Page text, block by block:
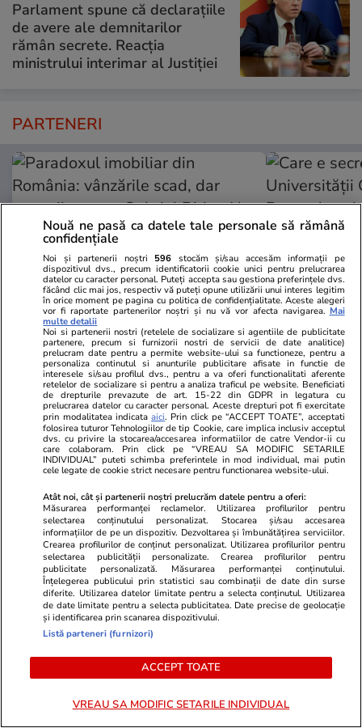
Parlament spune că declarațiile
de avere ale demnitarilor
rămân secrete. Reacția
ministrului interimar al Justiției
PARTENERI
Adevarul.ro
Paradoxul imobiliar din România:
vânzările scad, dar prețurile cresc.
Gabriel Biriș: „Ne așteaptă o
ajustare de durată, de circa 5 ani”
Fanatik.ro
Care e
Universității
Rotaru la
să facă
fotbalul
Unica.ro
Nouă ne pasă ca datele tale personale să rămână
confidențiale
Noi și partenerii noștri 596 stocăm și/sau accesăm informații pe
dispozitivul dvs., precum identificatorii cookie unici pentru prelucrarea
datelor cu caracter personal. Puteți accepta sau gestiona preferințele dvs.
făcând clic mai jos, respectiv vă puteți opune utilizării unui interes legitim
în orice moment pe pagina cu politica de confidențialitate. Aceste alegeri
vor fi raportate partenerilor noștri și nu vă vor afecta navigarea. Mai
multe detalii
Noi si partenerii nostri (retelele de socializare si agentiile de publicitate
partenere, precum si furnizorii nostri de servicii de date analitice)
prelucram date pentru a permite website-ului sa functioneze, pentru a
personaliza continutul si anunturile publicitare afisate in functie de
interesele si/sau profilul dvs., pentru a va oferi functionalitati aferente
retelelor de socializare si pentru a analiza traficul pe website. Beneficiati
de drepturile prevazute de art. 15-22 din GDPR in legatura cu
prelucrarea datelor cu caracter personal. Aceste drepturi pot fi exercitate
prin modalitatea indicataaici. Prin click pe “ACCEPT TOATE”, acceptati
folosirea tuturor Tehnologiilor de tip Cookie, care implica inclusiv acceptul
dvs. cu privire la stocarea/accesarea informatiilor de catre Vendor-ii cu
care colaboram. Prin click pe “VREAU SA MODIFIC SETARILE
INDIVIDUAL” puteti schimba preferintele in mod individual, mai putin
cele legate de cookie strict necesare pentru functionarea website-ului.
Atât noi, cât și partenerii noștri prelucrăm datele pentru a oferi:
Măsurarea performanței reclamelor. Utilizarea profilurilor pentru
selectarea conținutului personalizat. Stocarea și/sau accesarea
informațiilor de pe un dispozitiv. Dezvoltarea și îmbunătățirea serviciilor.
Crearea profilurilor de conținut personalizat. Utilizarea profilurilor pentru
selectarea publicității personalizate. Crearea profilurilor pentru
publicitate personalizată. Măsurarea performanței conținutului.
Înțelegerea publicului prin statistici sau combinații de date din surse
diferite. Utilizarea datelor limitate pentru a selecta conținutul. Utilizarea
de date limitate pentru a selecta publicitatea. Date precise de geolocație
și identificarea prin scanarea dispozitivului.
Listă parteneri (furnizori)
ACCEPT TOATE
VREAU SA MODIFIC SETARILE INDIVIDUAL